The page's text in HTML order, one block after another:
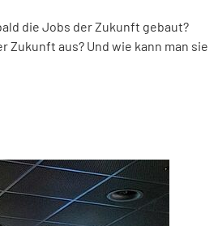
die Jobs der Zukunft gebaut?
Zukunft aus? Und wie kann man sie